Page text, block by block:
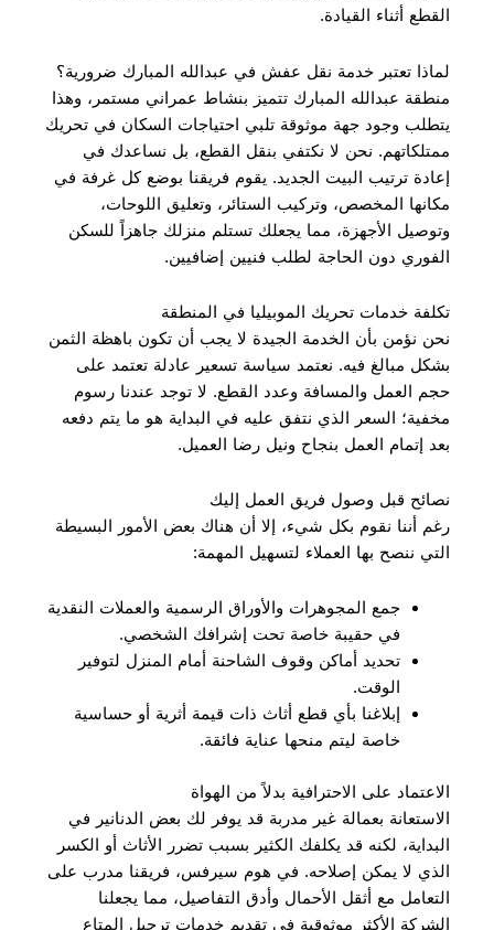
القطع أثناء القيادة.
لماذا تعتبر خدمة نقل عفش في عبدالله المبارك ضرورية؟
منطقة عبدالله المبارك تتميز بنشاط عمراني مستمر، وهذا
يتطلب وجود جهة موثوقة تلبي احتياجات السكان في تحريك
ممتلكاتهم. نحن لا نكتفي بنقل القطع، بل نساعدك في
إعادة ترتيب البيت الجديد. يقوم فريقنا بوضع كل غرفة في
مكانها المخصص، وتركيب الستائر، وتعليق اللوحات،
وتوصيل الأجهزة، مما يجعلك تستلم منزلك جاهزاً للسكن
الفوري دون الحاجة لطلب فنيين إضافيين.
تكلفة خدمات تحريك الموبيليا في المنطقة
نحن نؤمن بأن الخدمة الجيدة لا يجب أن تكون باهظة الثمن
بشكل مبالغ فيه. نعتمد سياسة تسعير عادلة تعتمد على
حجم العمل والمسافة وعدد القطع. لا توجد عندنا رسوم
مخفية؛ السعر الذي نتفق عليه في البداية هو ما يتم دفعه
بعد إتمام العمل بنجاح ونيل رضا العميل.
نصائح قبل وصول فريق العمل إليك
رغم أننا نقوم بكل شيء، إلا أن هناك بعض الأمور البسيطة
التي ننصح بها العملاء لتسهيل المهمة:
جمع المجوهرات والأوراق الرسمية والعملات النقدية
في حقيبة خاصة تحت إشرافك الشخصي.
تحديد أماكن وقوف الشاحنة أمام المنزل لتوفير
الوقت.
إبلاغنا بأي قطع أثاث ذات قيمة أثرية أو حساسية
خاصة ليتم منحها عناية فائقة.
الاعتماد على الاحترافية بدلاً من الهواة
الاستعانة بعمالة غير مدربة قد يوفر لك بعض الدنانير في
البداية، لكنه قد يكلفك الكثير بسبب تضرر الأثاث أو الكسر
الذي لا يمكن إصلاحه. في هوم سيرفس، فريقنا مدرب على
التعامل مع أثقل الأحمال وأدق التفاصيل، مما يجعلنا
الشركة الأكثر موثوقية في تقديم خدمات ترحيل المتاع